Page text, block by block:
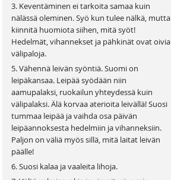
3. Keventäminen ei tarkoita samaa kuin
nälässä oleminen. Syö kun tulee nälkä, mutta
kiinnitä huomiota siihen, mitä syöt!
Hedelmät, vihannekset ja pähkinät ovat oivia
välipaloja.
5. Vähennä leivän syöntiä. Suomi on
leipäkansaa. Leipää syödään niin
aamupalaksi, ruokailun yhteydessä kuin
välipalaksi. Älä korvaa aterioita leivällä! Suosi
tummaa leipää ja vaihda osa päivän
leipäannoksesta hedelmiin ja vihanneksiin.
Paljon on väliä myös sillä, mitä laitat leivän
päälle!
6. Suosi kalaa ja vaaleita lihoja.